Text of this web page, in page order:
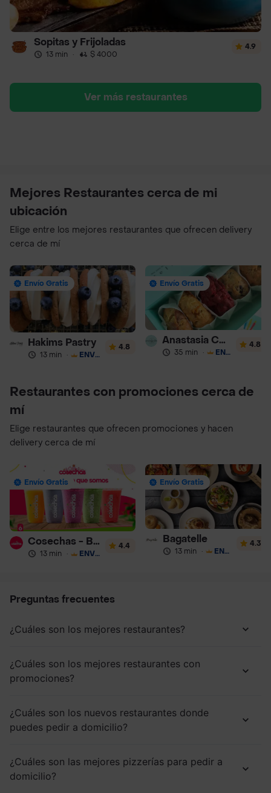
Sopitas y Frijoladas
13 min · $ 4000
4.9
Ver más restaurantes
Mejores Restaurantes cerca de mi
ubicación
Elige entre los mejores restaurantes que ofrecen delivery
cerca de mí
Envío Gratis
Hakims Pastry
13 min · ENVÍO GRATIS
4.8
Envío Gratis
Anastasia Cookies
35 min · ENVÍO GRATIS
4.8
Restaurantes con promociones cerca de
mí
Elige restaurantes que ofrecen promociones y hacen
delivery cerca de mí
Envío Gratis
Cosechas - Batidos
13 min · ENVÍO GRATIS
4.4
Envío Gratis
Bagatelle
13 min · ENVÍO GRATIS
4.3
Preguntas frecuentes
¿Cuáles son los mejores restaurantes?
¿Cuáles son los mejores restaurantes con
promociones?
¿Cuáles son los nuevos restaurantes donde
puedes pedir a domicilio?
¿Cuáles son las mejores pizzerías para pedir a
domicilio?